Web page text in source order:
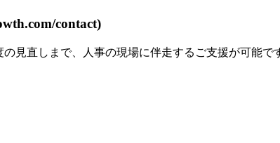
contact)
見直しまで、人事の現場に伴走するご支援が可能で